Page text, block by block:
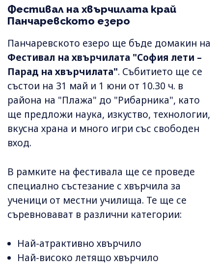
Фестивал на хвърчилата край
Панчаревското езеро
Панчаревското езеро ще бъде домакин на
Фестивал на хвърчилата "София лети –
Парад на хвърчилата". Събитието ще се
състои на 31 май и 1 юни от 10.30 ч. в
района на "Плажа" до "Рибарника", като
ще предложи наука, изкуство, технологии,
вкусна храна и много игри със свободен
вход.
В рамките на фестивала ще се проведе
специално състезание с хвърчила за
ученици от местни училища. Те ще се
съревновават в различни категории:
Най-атрактивно хвърчило
Най-високо летящо хвърчило